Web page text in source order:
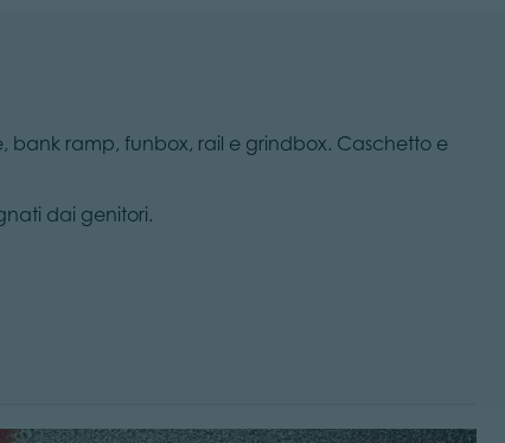
bank ramp, funbox, rail e grindbox. Caschetto e
dai genitori.